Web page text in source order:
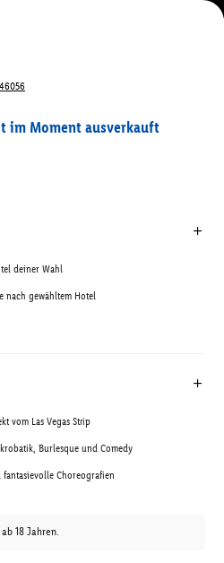
im Moment ausverkauft
deiner Wahl
nach gewähltem Hotel
vom Las Vegas Strip
Burlesque und Comedy
Choreografien
18 Jahren.